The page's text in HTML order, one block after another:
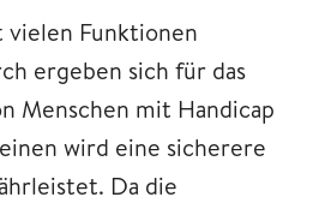
vielen Funktionen
ergeben sich für das
Menschen mit Handicap
wird eine sicherere
Da die